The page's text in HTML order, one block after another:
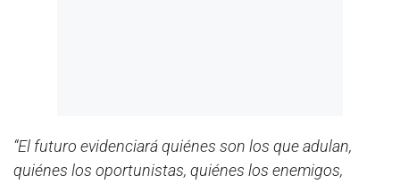
“El futuro evidenciará quiénes son los que adulan,
quiénes los oportunistas, quiénes los enemigos,